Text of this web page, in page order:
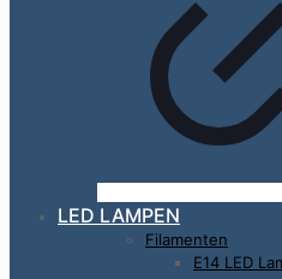
LED LAMPEN
Filamenten
E14 LED